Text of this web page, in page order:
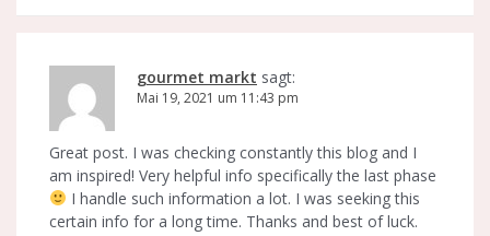
gourmet markt sagt:
Mai 19, 2021 um 11:43 pm
Great post. I was checking constantly this blog and I
am inspired! Very helpful info specifically the last phase
I handle such information a lot. I was seeking this
certain info for a long time. Thanks and best of luck.